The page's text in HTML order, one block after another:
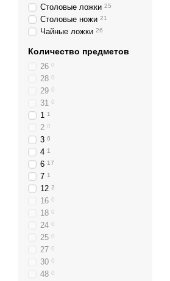
Столовые ложки 25
Столовые ножи 21
Чайные ложки 26
Количество предметов
26 0
28 0
29 0
31 0
1 1
2 0
3 6
4 1
6 17
7 1
12 2
16 0
18 0
24 0
25 0
27 0
30 0
48 0